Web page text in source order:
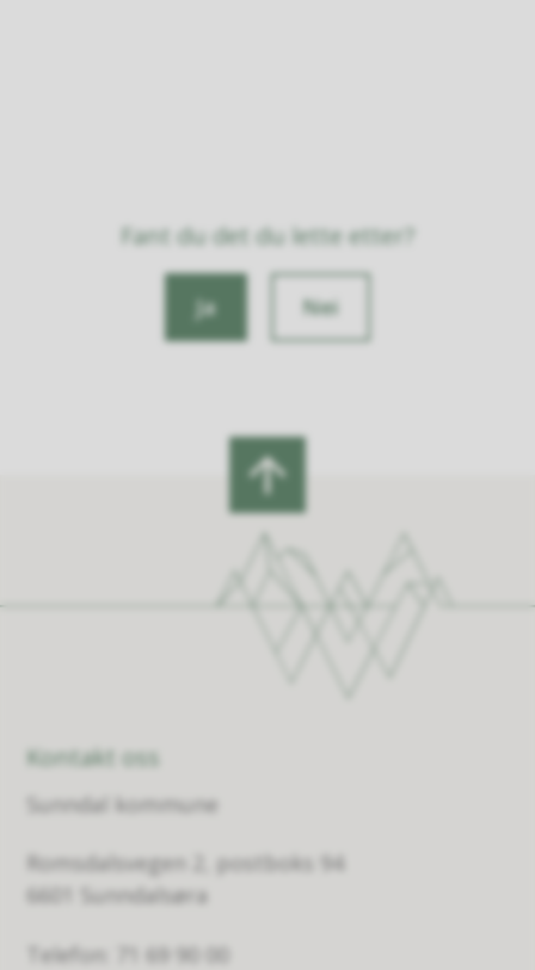
Fant du det du lette etter?
Ja Nei
Kontakt oss
Sunndal kommune
Romsdalsvegen 2, postboks 94
6601 Sunndalsøra
Telefon: 71 69 90 00